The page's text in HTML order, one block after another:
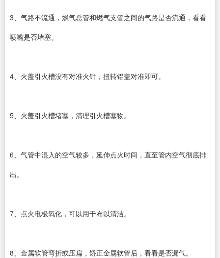
3、气路不流通，燃气总管和燃气支管之间的气路是否流通，看看
喷嘴是否堵塞。
4、火盖引火槽没有对准火针，扭转铝盖对准即可。
5、火盖引火槽堵塞，清理引火槽塞物。
6、气管中混入的空气较多，延伸点火时间，直至管内空气彻底排
出。
7、点火电极氧化，可以用干布以清洁。
8、金属软管弯折或压扁，矫正金属软管后，看看是否漏气。